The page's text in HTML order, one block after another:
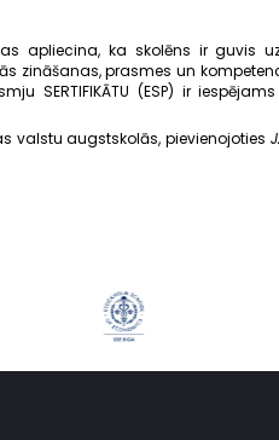
apliecina, ka skolēns ir guvis
zināšanas, prasmes un
SERTIFIKĀTU (ESP) ir
valstu augstskolās, pievienojoties